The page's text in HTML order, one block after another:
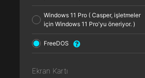
Windows 11 Pro ( Casper, işletmeler
için Windows 11 Pro'yu öneriyor. )
FreeDOS
Ekran Kartı